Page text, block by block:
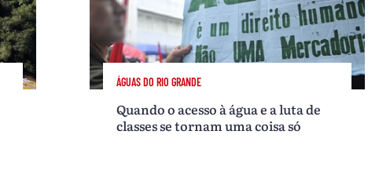
ÁGUAS DO RIO GRANDE
Quando o acesso à água e a luta de
classes se tornam uma coisa só